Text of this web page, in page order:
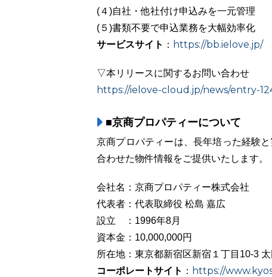
(４)自社・他社付け申込みを一元管理
(５)書類不要で申込業務を大幅効率化
サービスサイト ： https://bb.ielove.jp/
▽本リリースに関するお問い合わせ
https://ielove-cloud.jp/news/entry-
■京商プロパティーについて
京商プロパティーは、長年培った経験
合わせた物件情報をご提供いたします。
会社名：京商プロパティー株式会社
代表者：代表取締役 松島 嘉広
設立 ：1996年8月
資本金：10,000,000円
所在地：東京都新宿区新宿１丁目10-3
コーポレートサイト ： https://